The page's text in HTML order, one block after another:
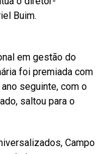
Buim.
em gestão do
foi premiada com
seguinte, com o
saltou para o
Campo